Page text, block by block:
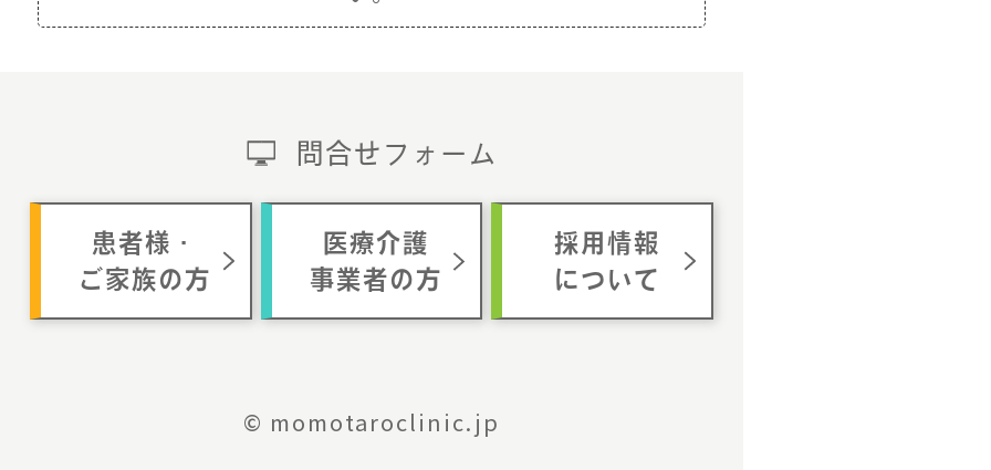
問合せフォーム
患者様・
ご家族の方
医療介護
事業者の方
採用情報
について
© momotaroclinic.jp